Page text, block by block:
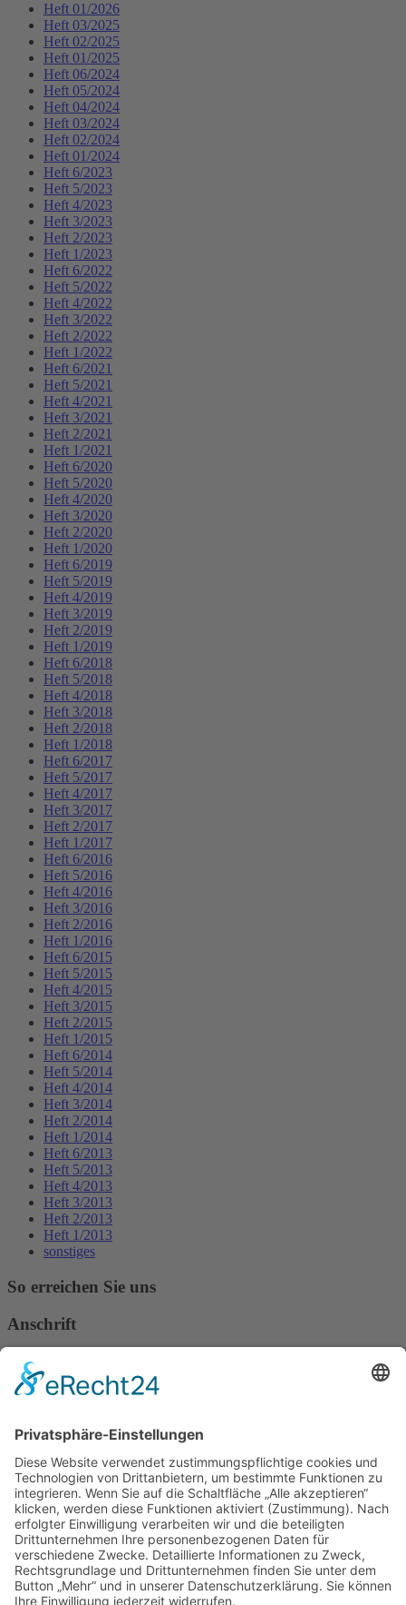
Heft 01/2026
Heft 03/2025
Heft 02/2025
Heft 01/2025
Heft 06/2024
Heft 05/2024
Heft 04/2024
Heft 03/2024
Heft 02/2024
Heft 01/2024
Heft 6/2023
Heft 5/2023
Heft 4/2023
Heft 3/2023
Heft 2/2023
Heft 1/2023
Heft 6/2022
Heft 5/2022
Heft 4/2022
Heft 3/2022
Heft 2/2022
Heft 1/2022
Heft 6/2021
Heft 5/2021
Heft 4/2021
Heft 3/2021
Heft 2/2021
Heft 1/2021
Heft 6/2020
Heft 5/2020
Heft 4/2020
Heft 3/2020
Heft 2/2020
Heft 1/2020
Heft 6/2019
Heft 5/2019
Heft 4/2019
Heft 3/2019
Heft 2/2019
Heft 1/2019
Heft 6/2018
Heft 5/2018
Heft 4/2018
Heft 3/2018
Heft 2/2018
Heft 1/2018
Heft 6/2017
Heft 5/2017
Heft 4/2017
Heft 3/2017
Heft 2/2017
Heft 1/2017
Heft 6/2016
Heft 5/2016
Heft 4/2016
Heft 3/2016
Heft 2/2016
Heft 1/2016
Heft 6/2015
Heft 5/2015
Heft 4/2015
Heft 3/2015
Heft 2/2015
Heft 1/2015
Heft 6/2014
Heft 5/2014
Heft 4/2014
Heft 3/2014
Heft 2/2014
Heft 1/2014
Heft 6/2013
Heft 5/2013
Heft 4/2013
Heft 3/2013
Heft 2/2013
Heft 1/2013
sonstiges
So erreichen Sie uns
Anschrift
Verband Deutscher Tierheilpraktiker e.V.
Verbandsverwaltung
Am Rosenbraken 12
E-Mail
Diese E-Mail-Adresse ist vor Spambots geschützt! Zur Anzeige
muss JavaScript eingeschaltet sein!
Diese E-Mail-Adresse ist vor Spambots geschützt! Zur Anzeige
muss JavaScript eingeschaltet sein!
Telefon Service-Team